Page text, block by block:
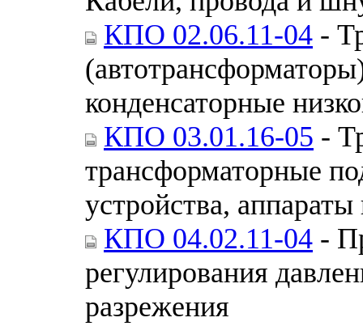
КПО 02.06.11-04 -
конденсаторные
КПО 03.01.16-05 -
трансформаторные
устройства,
КПО 04.02.11-04 -
регулирования
разрежения